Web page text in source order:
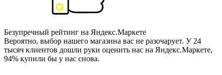
Безупречный рейтинг на Яндекс.Маркете
Вероятно, выбор нашего магазина вас не разочарует. У 24
тысяч клиентов дошли руки оценить нас на Яндекс.Маркете,
94% купили бы у нас снова.